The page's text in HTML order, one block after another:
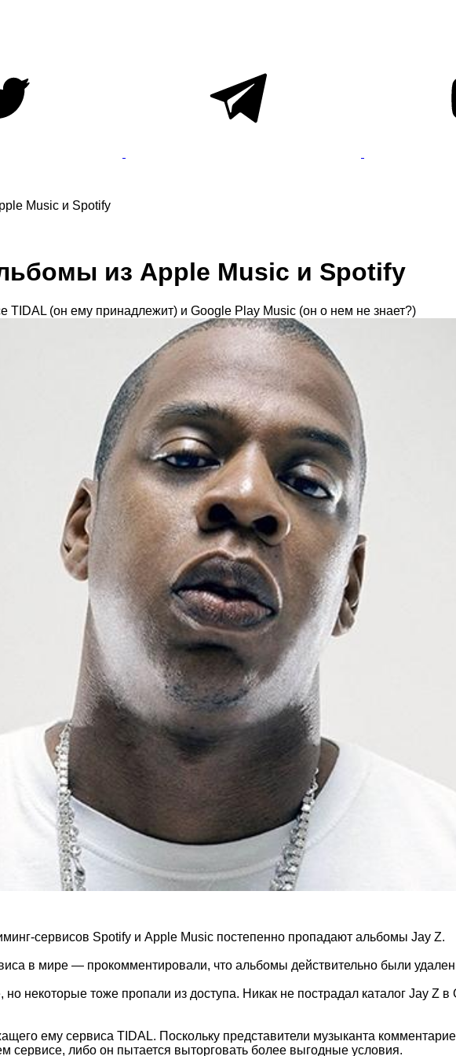
Music и Spotify
из Apple Music и Spotify
TIDAL (он ему принадлежит) и Google Play Music (он о нем не знает?)
сервисов Spotify и Apple Music постепенно пропадают альбомы Jay Z.
в мире — прокомментировали, что альбомы действительно были
некоторые тоже пропали из доступа. Никак не пострадал каталог Jay
ему сервиса TIDAL. Поскольку представители музыканта
либо он пытается выторговать более выгодные условия.